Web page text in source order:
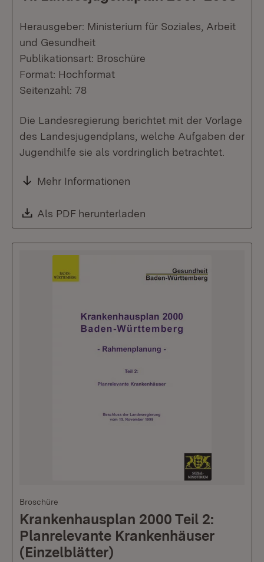
Herausgeber: Ministerium für Soziales, Arbeit
und Gesundheit
Publikationsart: Broschüre
Format: Hochformat
Seitenzahl: 78
Die Landesregierung berichtet mit der Vorlage
des Landesjugendplans, welche Aufgaben der
Jugendhilfe sie als vordringlich betrachtet.
Mehr Informationen
Download:
Als PDF herunterladen
Broschüre
Krankenhausplan 2000 Teil 2:
Planrelevante Krankenhäuser
(Einzelblätter)